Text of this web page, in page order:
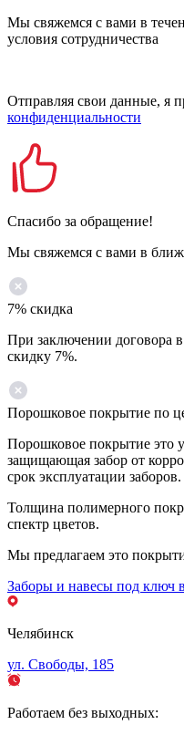
Мы свяжемся с вами в
условия сотрудничества
Отправляя свои данные, я
конфиденциальности
Спасибо за обращение!
Мы свяжемся с вами в
7% скидка
При заключении договора
скидку 7%.
Порошковое покрытие по
Порошковое покрытие это
защищающая забор от
срок эксплуатации заборов.
Толщина полимерного
спектр цветов.
Мы предлагаем это
Заборы и навесы под ключ
Челябинск
ул. Свободы, 185
Работаем без выходных: